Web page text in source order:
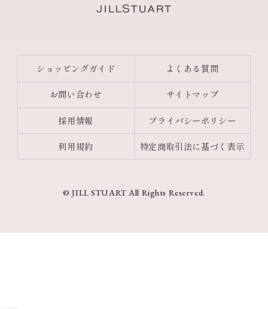
ショッピングガイド よくある質問
お問い合わせ サイトマップ
採用情報 プライバシーポリシー
利用規約 特定商取引法に基づく表示
© JILL STUART All Rights Reserved.